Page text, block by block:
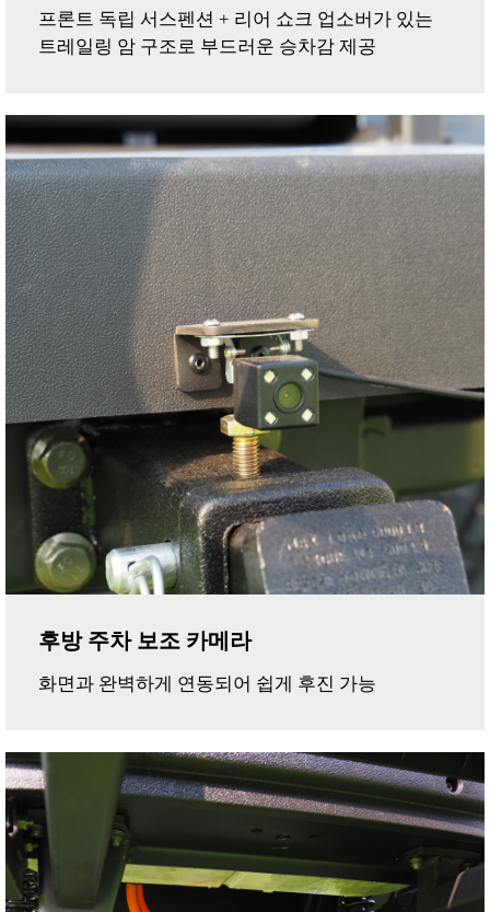
프론트 독립 서스펜션 + 리어 쇼크 업소버가 있는
트레일링 암 구조로 부드러운 승차감 제공
후방 주차 보조 카메라
화면과 완벽하게 연동되어 쉽게 후진 가능